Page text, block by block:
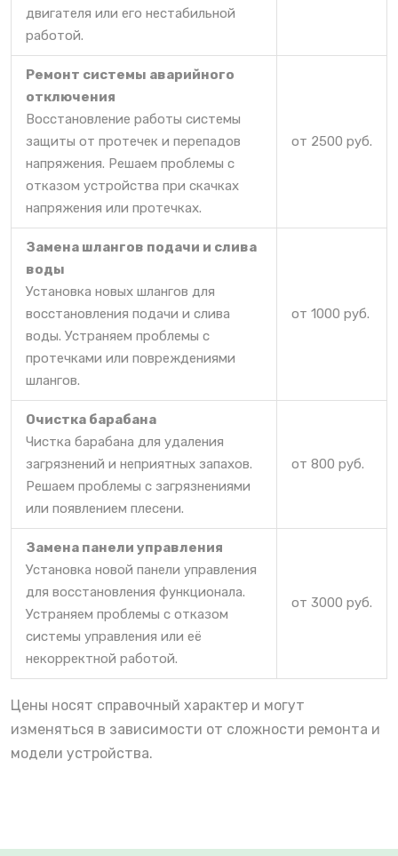
двигателя или его нестабильной
работой.
Ремонт системы аварийного
отключения
Восстановление работы системы
защиты от протечек и перепадов
напряжения. Решаем проблемы с
отказом устройства при скачках
напряжения или протечках.
от 2500 руб.
Замена шлангов подачи и слива
воды
Установка новых шлангов для
восстановления подачи и слива
воды. Устраняем проблемы с
протечками или повреждениями
шлангов.
от 1000 руб.
Очистка барабана
Чистка барабана для удаления
загрязнений и неприятных запахов.
Решаем проблемы с загрязнениями
или появлением плесени.
от 800 руб.
Замена панели управления
Установка новой панели управления
для восстановления функционала.
Устраняем проблемы с отказом
системы управления или её
некорректной работой.
от 3000 руб.
Цены носят справочный характер и могут
изменяться в зависимости от сложности ремонта и
модели устройства.